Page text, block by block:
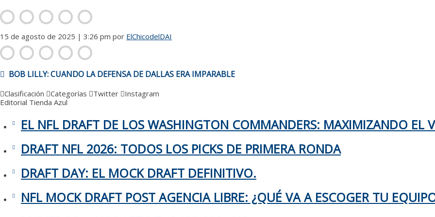
15 de agosto de 2025 | 3:26 pm por ElChicodelDAI
NAVEGACIÓN
DE
ENTRADAS
BOB LILLY: CUANDO LA DEFENSA DE DALLAS ERA IMPARABLE
Clasificación Categorías Twitter
Instagram
Editorial Tienda Azul
EL NFL DRAFT DE LOS WASHINGTON COMMANDERS: MAXIMIZANDO EL
DRAFT NFL 2026: TODOS LOS PICKS DE PRIMERA RONDA
DRAFT DAY: EL MOCK DRAFT DEFINITIVO.
NFL MOCK DRAFT POST AGENCIA LIBRE: ¿QUÉ VA A ESCOGER TU